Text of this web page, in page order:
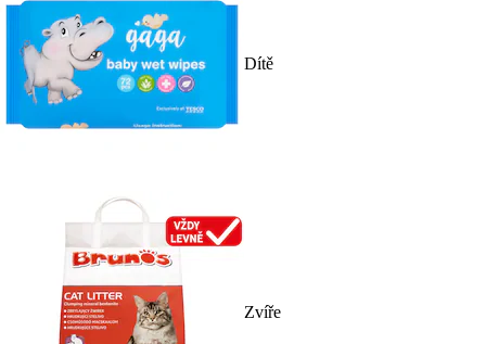
Dítě
Zvíře